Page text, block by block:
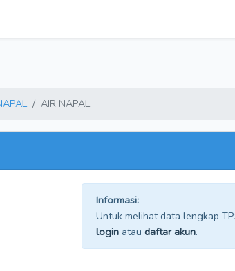
AIR NAPAL
Informasi:
Untuk melihat data lengkap
login atau daftar akun.